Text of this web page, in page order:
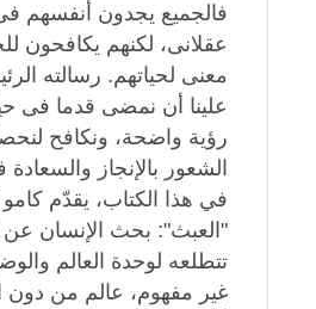
فالجميع يجدون أنفسهم
عقلانى، لكنهم يكافحون
معنى لحياتهم. رسالته
علينا أن نمضى قدما فى
رؤية واضحة، ونكافح
الشعور بالإنجاز والسعادة
في هذا الكتاب، يقدّم
"العبث": بحث الإنسان عن
تتطلعه لوحدة العالم
غير مفهوم، عالم من دون